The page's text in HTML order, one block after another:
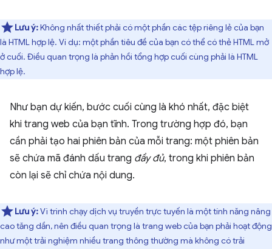
Lưu ý:Không nhất thiết phải có một phần các tệp riêng lẻ của bạn
là HTML hợp lệ. Ví dụ: một phần tiêu đề của bạn có thể có thẻ HTML mở
ở cuối. Điều quan trọng là phản hồi tổng hợp cuối cùng phải là HTML
hợp lệ.
Như bạn dự kiến, bước cuối cùng là khó nhất, đặc biệt
khi trang web của bạn tĩnh. Trong trường hợp đó, bạn
cần phải tạo hai phiên bản của mỗi trang: một phiên bản
sẽ chứa mã đánh dấu trang đầy đủ, trong khi phiên bản
còn lại sẽ chỉ chứa nội dung.
Lưu ý:Vì trình chạy dịch vụ truyền trực tuyến là một tính năng nâng
cao tăng dần, nên điều quan trọng là trang web của bạn phải hoạt động
như một trải nghiệm nhiều trang thông thường mà không có trải